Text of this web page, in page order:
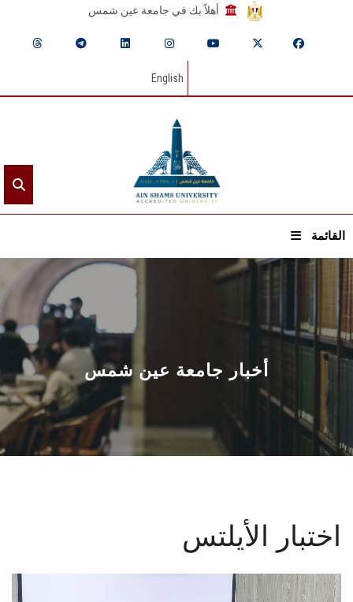
أهلاً بك في جامعة عين شمس
English
القائمة
الرئيسيـة
عن الجامعة
القطاعـات
الشئون الأكاديمية
البحث العلمي
الأنظمة الذكية
أخبار جامعة عين شمس
اختبار الأيلتس